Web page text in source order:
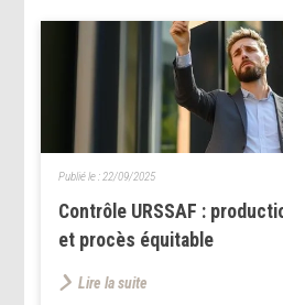
Contrôle URSSAF :
et procès équitable
Publié le : 22/09/2025
Lire la suite